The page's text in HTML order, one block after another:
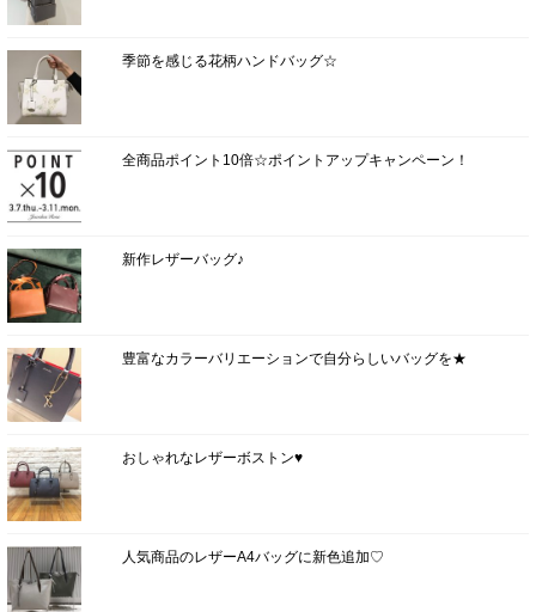
季節を感じる花柄ハンドバッグ☆
全商品ポイント10倍☆ポイントアップキャンペーン！
新作レザーバッグ♪
豊富なカラーバリエーションで自分らしいバッグを★
おしゃれなレザーボストン♥
人気商品のレザーA4バッグに新色追加♡